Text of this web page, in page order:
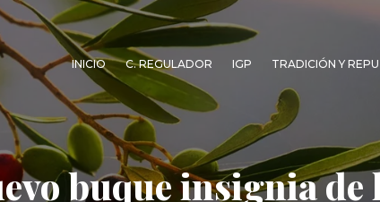
INICIO C. REGULADOR IGP TRADICIÓN Y
buque insignia de